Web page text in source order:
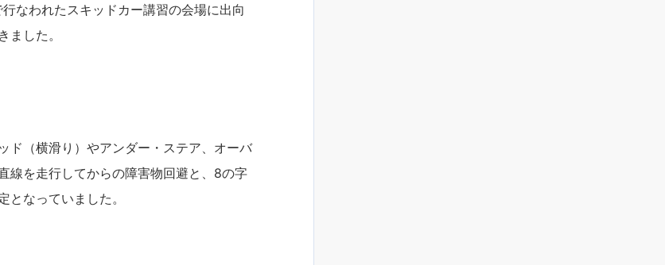
なわれたスキッドカー講習の会場に出向
ました。
ド（横滑り）やアンダー・ステア、オーバ
線を走行してからの障害物回避と、8の字
となっていました。